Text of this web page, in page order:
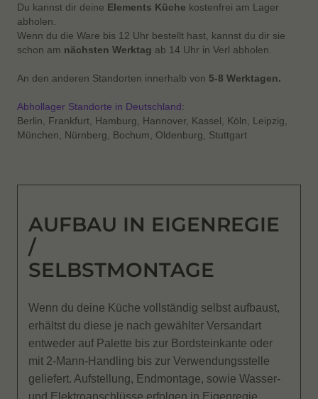
Du kannst dir deine Elements Küche kostenfrei am Lager
abholen.
Wenn du die Ware bis 12 Uhr bestellt hast, kannst du dir sie
schon am nächsten Werktag ab 14 Uhr in Verl abholen.
An den anderen Standorten innerhalb von 5-8 Werktagen.
Abhollager Standorte in Deutschland:
Berlin, Frankfurt, Hamburg, Hannover, Kassel, Köln, Leipzig,
München, Nürnberg, Bochum, Oldenburg, Stuttgart
AUFBAU IN EIGENREGIE
/
SELBSTMONTAGE
Wenn du deine Küche vollständig selbst aufbaust,
erhältst du diese je nach gewählter Versandart
entweder auf Palette bis zur Bordsteinkante oder
mit 2-Mann-Handling bis zur Verwendungsstelle
geliefert. Aufstellung, Endmontage, sowie Wasser-
und Elektroanschlüsse erfolgen in Eigenregie.